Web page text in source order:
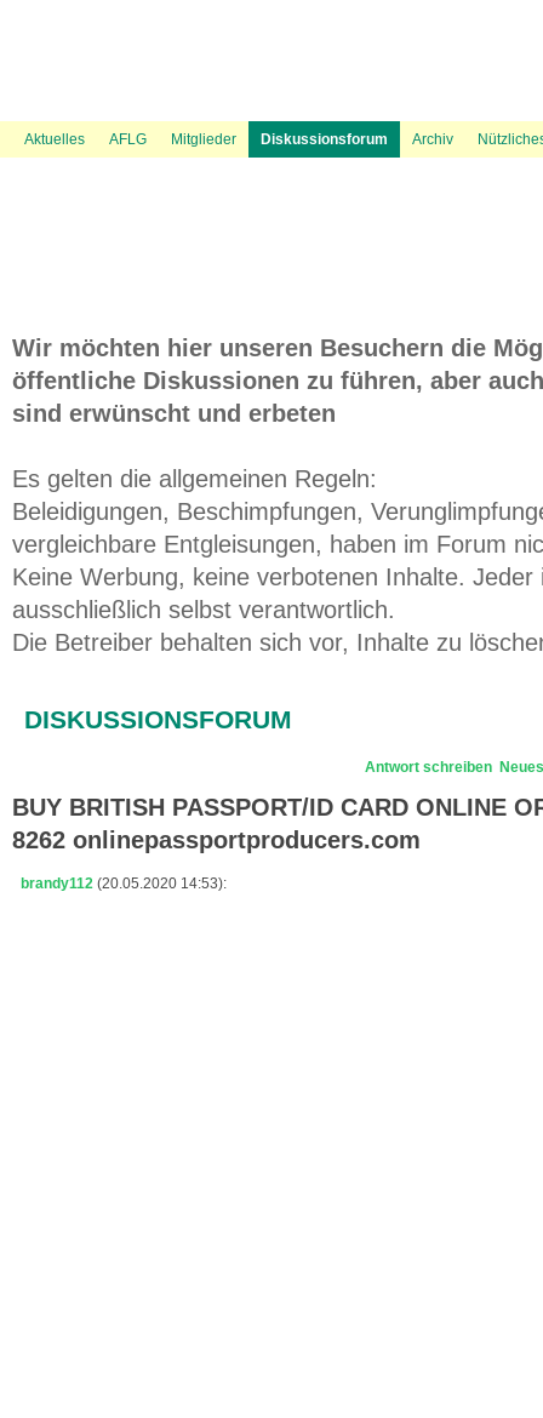
Aktuelles AFLG Mitglieder Diskussionsforum Archiv
News Ticker UVP Verfahren Laufende rechtliche Aktivitäten
Über uns Information Gästebuch
UVP Unterlagen Amtshaftungsklage Mediation
Politik Presse Recht
Flugspuren Flugwetter Austrowetter Fluglärmmessung des DFLD
Flugbeschränkungsgebiet Wien UVE Flugrouten Bevölkerungsdichte
Wir möchten hier unseren Besuchern die
öffentliche Diskussionen zu führen, aber
sind erwünscht und erbeten
Es gelten die allgemeinen Regeln:
Beleidigungen, Beschimpfungen,
vergleichbare Entgleisungen, haben im Forum
Keine Werbung, keine verbotenen Inhalte.
ausschließlich selbst verantwortlich.
Die Betreiber behalten sich vor, Inhalte zu
DISKUSSIONSFORUM
Antwort schreiben
BUY BRITISH PASSPORT/ID CARD ONLINE
8262 onlinepassportproducers.com
brandy112 (20.05.2020 14:53):